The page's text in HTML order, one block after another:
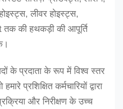
लीवर होइस्ट्स,
की हथकड़ी की आपूर्ति
के प्रदाता के रूप में विश्व स्तर
प्रशिक्षित कर्मचारियों द्वारा
और निरीक्षण के उच्च